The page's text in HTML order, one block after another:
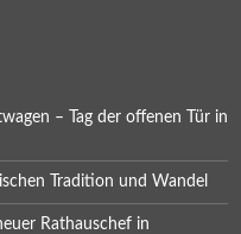
– Tag der offenen Tür in
Tradition und Wandel
Rathauschef in